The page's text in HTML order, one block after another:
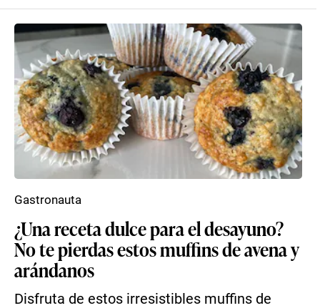
¿Una receta dulce para el desayuno?
No te pierdas estos muffins de avena y
arándanos
Disfruta de estos irresistibles muffins de
Gastronauta